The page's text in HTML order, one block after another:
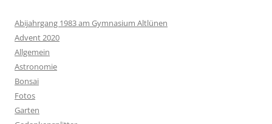
Abijahrgang 1983 am Gymnasium Altlünen
Advent 2020
Allgemein
Astronomie
Bonsai
Fotos
Garten